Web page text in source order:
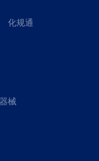
化规通
械